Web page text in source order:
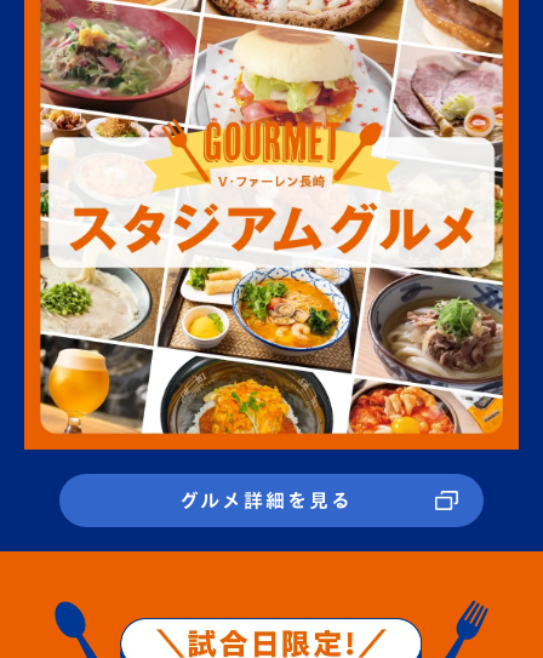
グルメ詳細を見る